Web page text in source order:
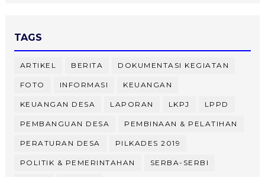
TAGS
ARTIKEL BERITA DOKUMENTASI KEGIATAN
FOTO INFORMASI KEUANGAN
KEUANGAN DESA LAPORAN LKPJ LPPD
PEMBANGUAN DESA PEMBINAAN & PELATIHAN
PERATURAN DESA PILKADES 2019
POLITIK & PEMERINTAHAN SERBA-SERBI